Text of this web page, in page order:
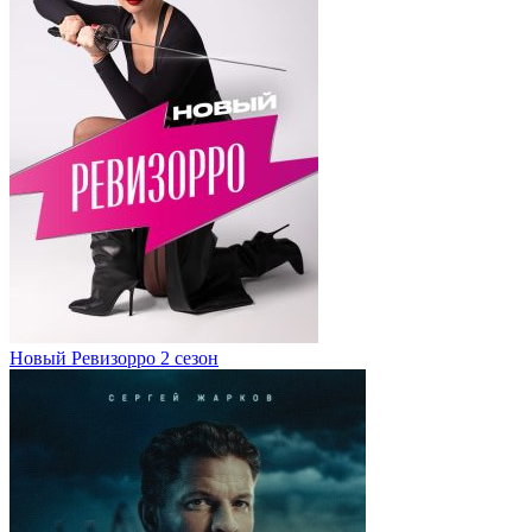
Новый Ревизорро 2 сезон